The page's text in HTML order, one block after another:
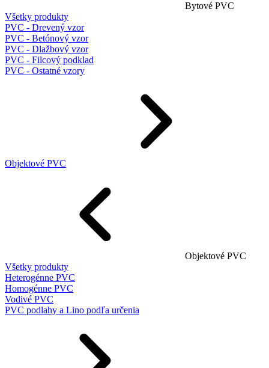
Bytové PVC
Všetky produkty
PVC - Drevený vzor
PVC - Betónový vzor
PVC - Dlažbový vzor
PVC - Filcový podklad
PVC - Ostatné vzory
Objektové PVC
Objektové PVC
Všetky produkty
Heterogénne PVC
Homogénne PVC
Vodivé PVC
PVC podlahy a Lino podľa určenia